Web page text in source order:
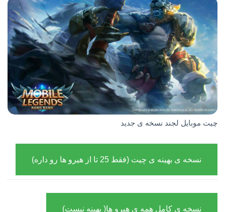
چیت موبایل لجند نسخه ی جدید
نسخه ی بهینه ی چیت (فقط 25 تا از هیرو ها رو داره)
نسخه ی کامل همه ی هیرو ها( بهینه نیست)